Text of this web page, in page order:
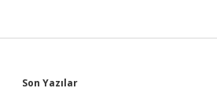
Sidebar
Son Yazılar